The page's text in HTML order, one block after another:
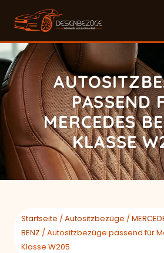
PASSEND
MERCEDES
KLASSE
Startseite /Autositzbezüge /
BENZ / Autositzbezüge passend für
Klasse W205